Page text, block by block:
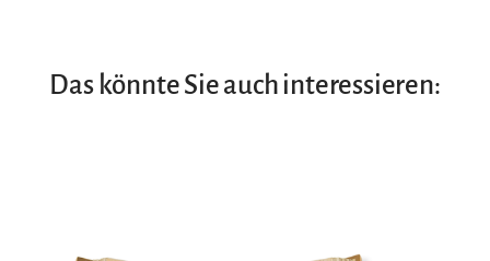
Das könnte Sie auch interessieren: